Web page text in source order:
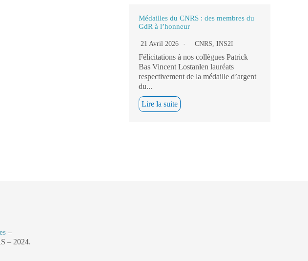
Médailles du CNRS : des membres du
GdR à l’honneur
21 Avril 2026 CNRS, INS2I
Félicitations à nos collègues Patrick
Bas Vincent Lostanlen lauréats
respectivement de la médaille d’argent
du...
Lire la suite
–
– 2024.